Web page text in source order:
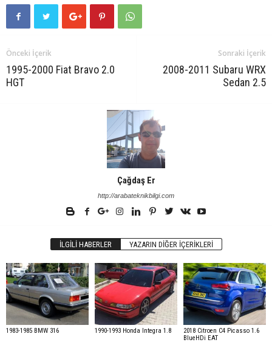
Önceki İçerik
1995-2000 Fiat Bravo 2.0
HGT
Sonraki İçerik
2008-2011 Subaru WRX
Sedan 2.5
Çağdaş Er
http://arabateknikbilgi.com
İLGILI HABERLER YAZARIN DIĞER İÇERIKLERI
1983-1985 BMW 316 1990-1993 Honda Integra 1.8
2018 Citroen C4 Picasso 1.6
BlueHDi EAT